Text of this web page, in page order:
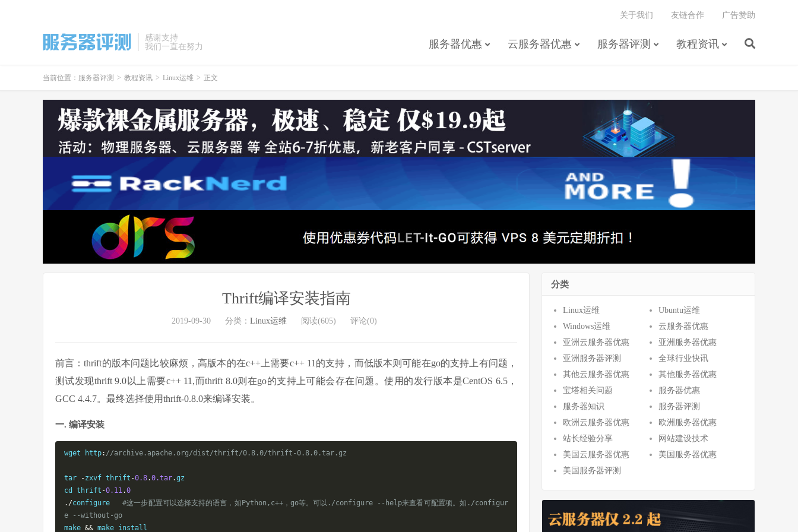
感谢支持
我们一直在努力
服务器优惠 云服务器优惠 服务器评测 教程资讯
关于我们 友链合作 广告赞助
当前位置： 服务器评测 > 教程资讯 > Linux运维 > 正文
Thrift编译安装指南
2019-09-30 分类： Linux运维 阅读(605) 评论(0)
前言：thrift的版本问题比较麻烦，高版本的在c++上需要c++ 11的支持，而低版本则可能在go的支持上有问题，
测试发现thrift 9.0以上需要c++ 11,而thrift 8.0则在go的支持上可能会存在问题。使用的发行版本是CentOS 6.5，
GCC 4.4.7。最终选择使用thrift-0.8.0来编译安装。
一. 编译安装
wget http: //archive.apache.org/dist/thrift/0.8.0/thrift-0.8.0.tar.gz
tar -zxvf thrift -0.8.0.tar.gz
cd thrift -0.11.0
./configure #这一步配置可以选择支持的语言，如Python,c++，go等。可以./configure --help来查看可配置项。如./configur
e --without-go
make && make install
分类
Linux运维
Ubuntu运维
Windows运维
云服务器优惠
亚洲云服务器优惠
亚洲服务器优惠
亚洲服务器评测
全球行业快讯
其他云服务器优惠
其他服务器优惠
宝塔相关问题
服务器优惠
服务器知识
服务器评测
欧洲云服务器优惠
欧洲服务器优惠
站长经验分享
网站建设技术
美国云服务器优惠
美国服务器优惠
美国服务器评测